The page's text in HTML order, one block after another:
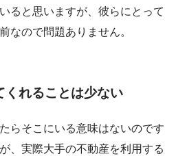
ると思いますが、彼らにとって
なので問題ありません。
くれることは少ない
らそこにいる意味はないのです
、実際大手の不動産を利用する